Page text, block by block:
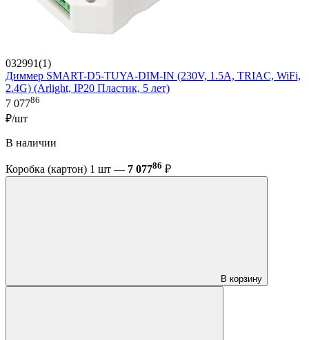
032991(1)
Диммер SMART-D5-TUYA-DIM-IN (230V, 1.5A, TRIAC, WiFi,
2.4G) (Arlight, IP20 Пластик, 5 лет)
7 07786
₽/шт
В наличии
Коробка (картон) 1 шт — 7 07786 ₽
В корзину